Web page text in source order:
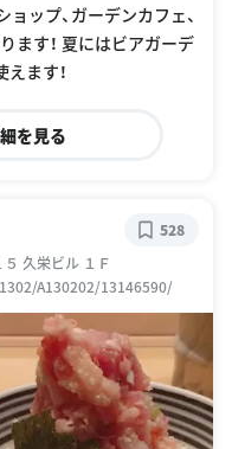
ップ、ガーデンカフェ、
ます！ 夏にはビアガーデ
ます！
を見る
久栄ビル １Ｆ
A130202/13146590/
528